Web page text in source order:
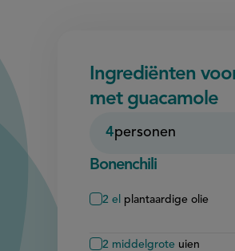
Ingrediënten
met guacamole
4personen
Bonenchili
2 el plantaardige olie
2 middelgrote uien